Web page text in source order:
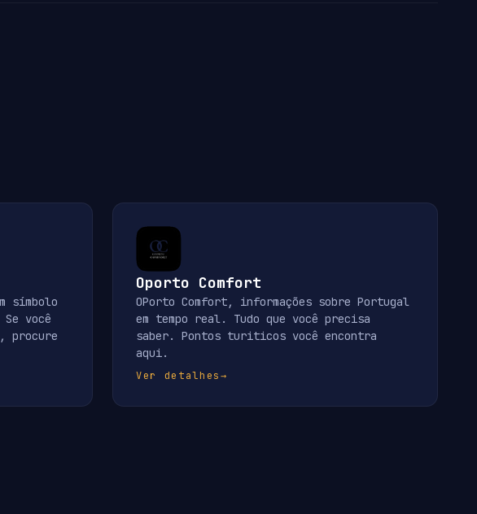
símbolo
você
procure
Oporto Comfort
OPorto Comfort, informações sobre Portugal
em tempo real. Tudo que você precisa
saber. Pontos turiticos você encontra
aqui.
Ver detalhes→